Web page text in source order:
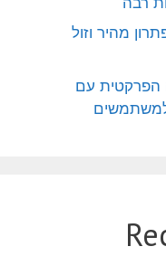
מהיר וזול
הפרקטית עם